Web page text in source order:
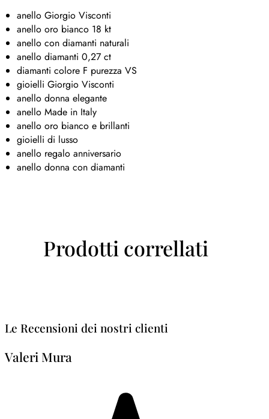
anello Giorgio Visconti
anello oro bianco 18 kt
anello con diamanti naturali
anello diamanti 0,27 ct
diamanti colore F purezza VS
gioielli Giorgio Visconti
anello donna elegante
anello Made in Italy
anello oro bianco e brillanti
gioielli di lusso
anello regalo anniversario
anello donna con diamanti
Prodotti correllati
Le Recensioni dei nostri clienti
Valeri Mura